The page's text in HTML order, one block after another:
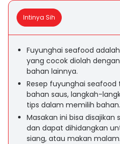
Intinya Sih
Fuyunghai seafood
yang cocok diolah
bahan lainnya.
Resep fuyunghai
bahan saus, langkah-
tips dalam memilih bahan.
Masakan ini bisa disajikan
dan dapat dihidangkan
siang, atau makan malam.